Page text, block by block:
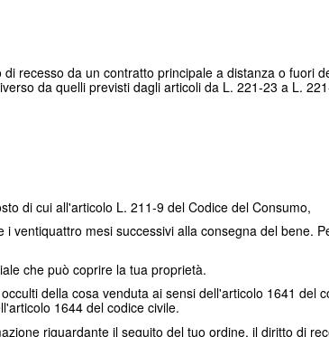
recesso da un contratto principale a distanza o fuori
da quelli previsti dagli articoli da L. 221-23 a L.
di cui all'articolo L. 211-9 del Codice del Consumo,
mesi successivi alla consegna del bene.
che può coprire la tua proprietà.
della cosa venduta ai sensi dell'articolo 1641 del
1644 del codice civile.
riguardante il seguito del tuo ordine, il diritto di